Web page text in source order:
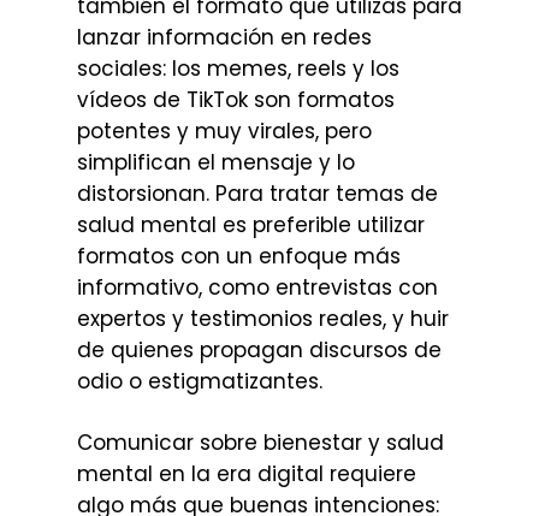
lanzar información en redes
sociales: los memes, reels y los
vídeos de TikTok son formatos
potentes y muy virales, pero
simplifican el mensaje y lo
distorsionan. Para tratar temas de
salud mental es preferible utilizar
formatos con un enfoque más
informativo, como entrevistas con
expertos y testimonios reales, y huir
de quienes propagan discursos de
odio o estigmatizantes.
Comunicar sobre bienestar y salud
mental en la era digital requiere
algo más que buenas intenciones: